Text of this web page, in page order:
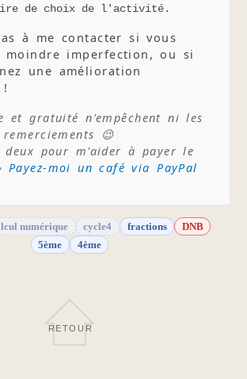
de choix de l'activité.
à me contacter si vous
moindre imperfection, ou si
une amélioration
et gratuité n'empêchent ni les
😉
deux pour m'aider à payer le
Payez-moi un café via PayPal
numérique cycle4 fractions
DNB
5ème
4ème
RETOUR